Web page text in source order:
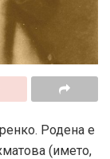
Родена е
(името,